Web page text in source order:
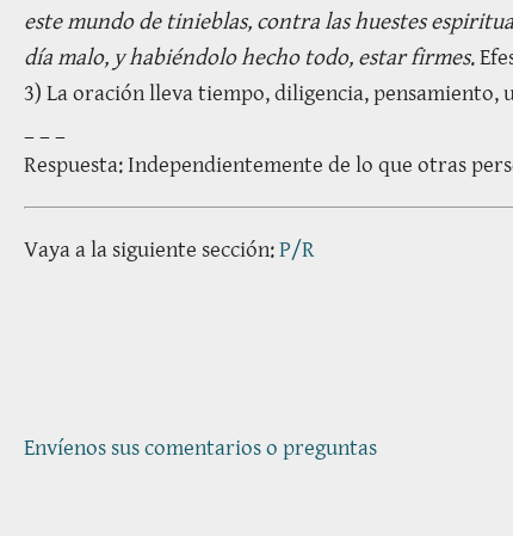
este mundo de tinieblas, contra las huestes
día malo, y habiéndolo hecho todo, estar firmes.
3) La oración lleva tiempo, diligencia,
Respuesta: Independientemente de lo que otras
Vaya a la siguiente sección:P/R
Envíenos sus comentarios o preguntas